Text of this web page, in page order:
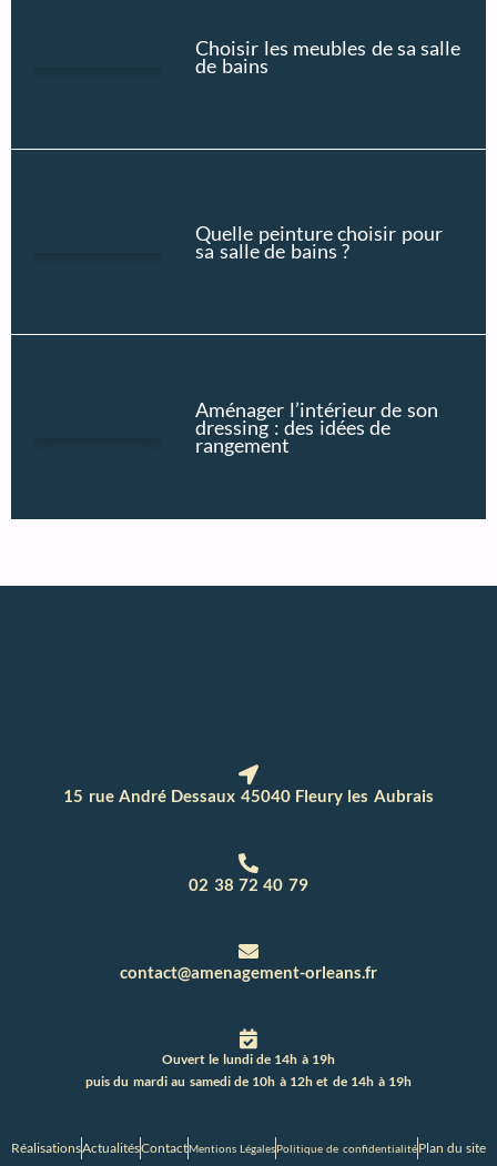
Choisir les meubles de sa salle
de bains
Quelle peinture choisir pour
sa salle de bains ?
Aménager l’intérieur de son
dressing : des idées de
rangement
15 rue André Dessaux 45040 Fleury les Aubrais
02 38 72 40 79
contact@amenagement-orleans.fr
Ouvert le lundi de 14h à 19h
puis du mardi au samedi de 10h à 12h et de 14h à 19h
RéalisationsActualitésContactMentions LégalesPolitique de confidentialitéPlan du site